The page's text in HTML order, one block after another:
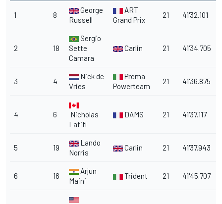
1 8
George
Russell
ART
Grand Prix
21 41'32.101
2 18
Sergio
Sette
Camara
Carlin 21 41'34.705
3 4
Nick de
Vries
Prema
Powerteam
21 41'36.875
4 6
Nicholas
Latifi
DAMS 21 41'37.117
5 19
Lando
Norris
Carlin 21 41'37.943
6 16
Arjun
Maini
Trident 21 41'45.707